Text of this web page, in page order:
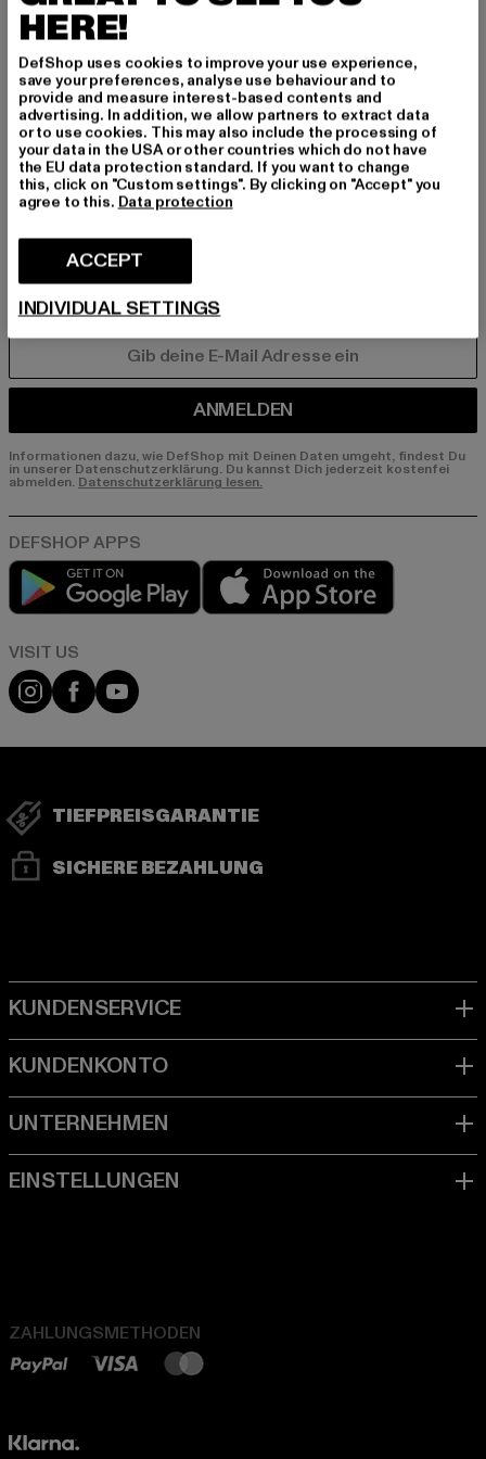
BEN!
Melde dich hier für unseren Newsletter an und
erhalte künftig Informationen über aktuelle Tre
nds, Angebote und Gutscheine von DefShop p
er E-Mail!
An welchen Produkten bist du interessiert?
MÄNNER
FRAUEN
ANMELDEN
Informationen dazu, wie DefShop mit Deinen Daten umgeht, findest Du
in unserer Datenschutzerklärung. Du kannst Dich jederzeit kostenfei
abmelden. Datenschutzerklärung lesen.
Play market
Visit our Instagram page:
Visit our Facebook page:
Visit our YouTube channel:
TIEFPREISGARANTIE
SICHERE BEZAHLUNG
ZAHLUNGSMETHODEN
HERE!
DefShop uses cookies to improve your use experience,
save your preferences, analyse use behaviour and to
provide and measure interest-based contents and
advertising. In addition, we allow partners to extract data
or to use cookies. This may also include the processing of
your data in the USA or other countries which do not have
the EU data protection standard. If you want to change
this, click on "Custom settings". By clicking on "Accept" you
agree to this. Data protection
ACCEPT
INDIVIDUAL SETTINGS